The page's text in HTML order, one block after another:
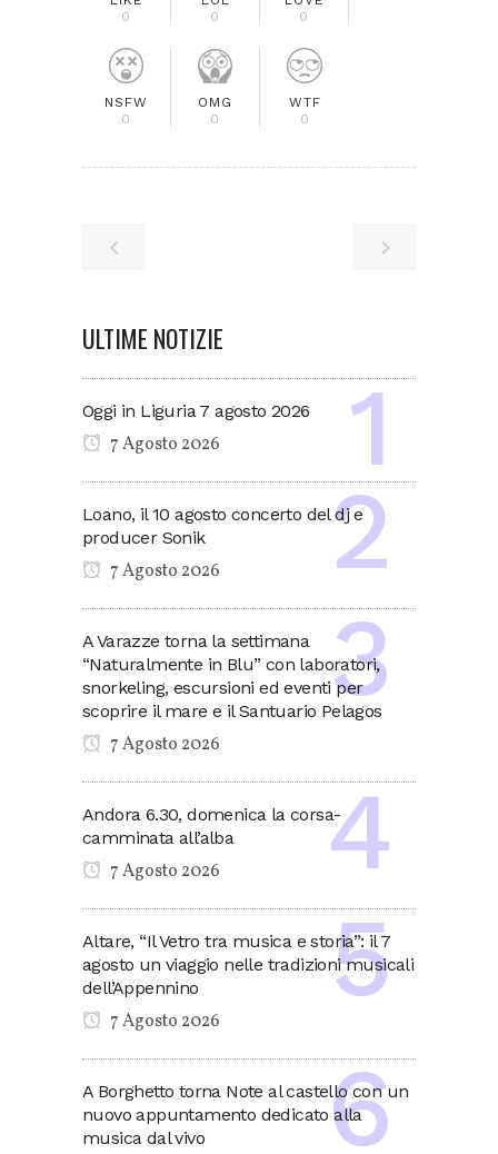
0
0
0
NSFW
0
OMG
0
WTF
0
ULTIME NOTIZIE
Oggi in Liguria 7 agosto 2026
7 Agosto 2026
Loano, il 10 agosto concerto del dj e
producer Sonik
7 Agosto 2026
A Varazze torna la settimana
“Naturalmente in Blu” con laboratori,
snorkeling, escursioni ed eventi per
scoprire il mare e il Santuario Pelagos
7 Agosto 2026
Andora 6.30, domenica la corsa-
camminata all’alba
7 Agosto 2026
Altare, “Il Vetro tra musica e storia”: il 7
agosto un viaggio nelle tradizioni musicali
dell’Appennino
7 Agosto 2026
A Borghetto torna Note al castello con un
nuovo appuntamento dedicato alla
musica dal vivo